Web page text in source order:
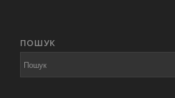
ПОШУК